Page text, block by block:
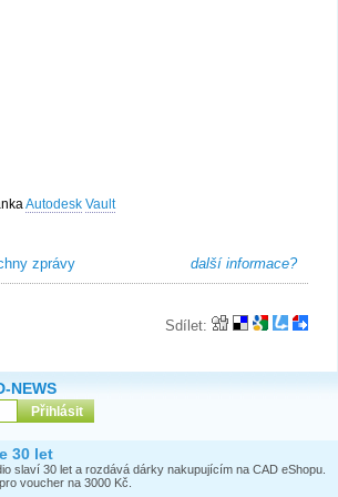
Autodesk Vault
další informace?
zprávy
Sdílet:
NEWS
30 let
slaví 30 let a rozdává dárky nakupujícím na CAD eShopu.
voucher na 3000 Kč.